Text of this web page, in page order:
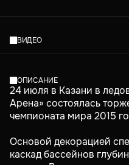
ВИДЕО
ОПИСАНИЕ
24 июля в Казани в
Арена» состоялась
чемпионата мира 2015
Основой декорацией
каскад бассейнов